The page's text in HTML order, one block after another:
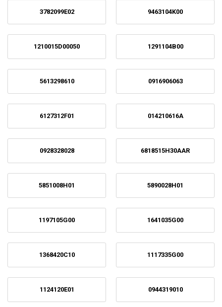
3782099E02 9463104K00
1210015D00050 1291104B00
5613298610 0916906063
6127312F01 014210616A
0928328028 6818515H30AAR
5851008H01 5890028H01
1197105G00 1641035G00
1368420C10 1117335G00
1124120E01 0944319010